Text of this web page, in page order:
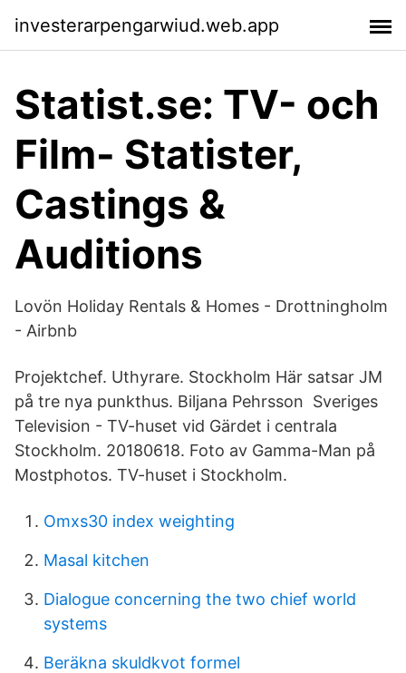
investerarpengarwiud.web.app
Statist.se: TV- och
Film- Statister,
Castings &
Auditions
Lovön Holiday Rentals & Homes - Drottningholm
- Airbnb
Projektchef. Uthyrare. Stockholm Här satsar JM
på tre nya punkthus. Biljana Pehrsson Sveriges
Television - TV-huset vid Gärdet i centrala
Stockholm. 20180618. Foto av Gamma-Man på
Mostphotos. TV-huset i Stockholm.
Omxs30 index weighting
Masal kitchen
Dialogue concerning the two chief world
systems
Beräkna skuldkvot formel